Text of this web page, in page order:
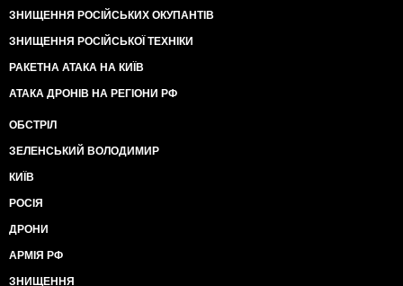
ЗНИЩЕННЯ РОСІЙСЬКИХ ОКУПАНТІВ
ЗНИЩЕННЯ РОСІЙСЬКОЇ ТЕХНІКИ
РАКЕТНА АТАКА НА КИЇВ
АТАКА ДРОНІВ НА РЕГІОНИ РФ
ОБСТРІЛ
ЗЕЛЕНСЬКИЙ ВОЛОДИМИР
КИЇВ
РОСІЯ
ДРОНИ
АРМІЯ РФ
ЗНИЩЕННЯ